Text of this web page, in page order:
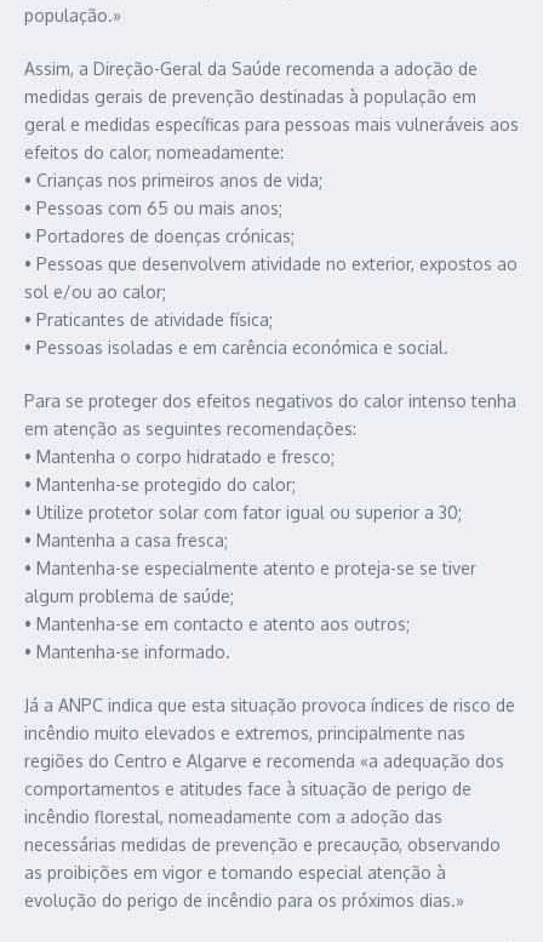
população.»
Assim, a Direção-Geral da Saúde recomenda a adoção de
medidas gerais de prevenção destinadas à população em
geral e medidas específicas para pessoas mais vulneráveis aos
efeitos do calor, nomeadamente:
• Crianças nos primeiros anos de vida;
• Pessoas com 65 ou mais anos;
• Portadores de doenças crónicas;
• Pessoas que desenvolvem atividade no exterior, expostos ao
sol e/ou ao calor;
• Praticantes de atividade física;
• Pessoas isoladas e em carência económica e social.
Para se proteger dos efeitos negativos do calor intenso tenha
em atenção as seguintes recomendações:
• Mantenha o corpo hidratado e fresco;
• Mantenha-se protegido do calor;
• Utilize protetor solar com fator igual ou superior a 30;
• Mantenha a casa fresca;
• Mantenha-se especialmente atento e proteja-se se tiver
algum problema de saúde;
• Mantenha-se em contacto e atento aos outros;
• Mantenha-se informado.
Já a ANPC indica que esta situação provoca índices de risco de
incêndio muito elevados e extremos, principalmente nas
regiões do Centro e Algarve e recomenda «a adequação dos
comportamentos e atitudes face à situação de perigo de
incêndio florestal, nomeadamente com a adoção das
necessárias medidas de prevenção e precaução, observando
as proibições em vigor e tomando especial atenção à
evolução do perigo de incêndio para os próximos dias.»